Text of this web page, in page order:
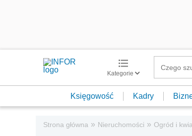
Kategorie
Księgowość Kadry
Strona główna » Nieruchomości » Ogród i